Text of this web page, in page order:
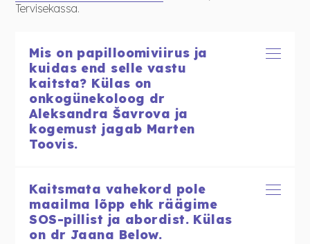
Tervisekassa.
Mis on papilloomiviirus ja
kuidas end selle vastu
kaitsta? Külas on
onkogünekoloog dr
Aleksandra Šavrova ja
kogemust jagab Marten
Toovis.
Kaitsmata vahekord pole
maailma lõpp ehk räägime
SOS-pillist ja abordist. Külas
on dr Jaana Below.